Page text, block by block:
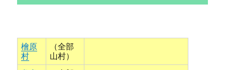
檜原
村
（全部
山村）